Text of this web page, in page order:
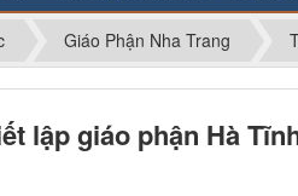
Giáo Phận Nha Trang
lập giáo phận Hà